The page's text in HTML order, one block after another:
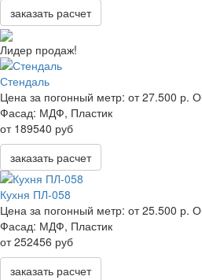
заказать расчет
Лидер продаж!
Стендаль
Цена за погонный метр: от 27.500 р.
Фасад: МДФ, Пластик
от 189540 руб
заказать расчет
Кухня ПЛ-058
Цена за погонный метр: от 25.500 р.
Фасад: МДФ, Пластик
от 252456 руб
заказать расчет